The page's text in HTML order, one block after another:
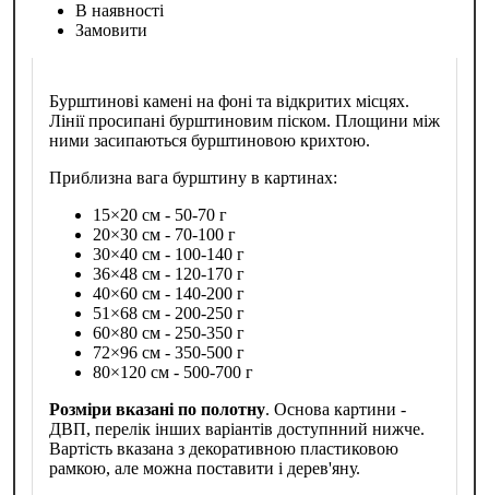
В наявності
Замовити
Бурштинові камені на фоні та відкритих місцях.
Лінії просипані бурштиновим піском. Площини між
ними засипаються бурштиновою крихтою.
Приблизна вага бурштину в картинах:
15×20 см - 50-70 г
20×30 см - 70-100 г
30×40 см - 100-140 г
36×48 см - 120-170 г
40×60 см - 140-200 г
51×68 см - 200-250 г
60×80 см - 250-350 г
72×96 см - 350-500 г
80×120 см - 500-700 г
Розміри вказані по полотну. Основа картини -
ДВП, перелік інших варіантів доступнний нижче.
Вартість вказана з декоративною пластиковою
рамкою, але можна поставити і дерев'яну.